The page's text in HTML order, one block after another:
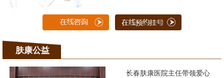
肤康公益
长春肤康医院主任带领爱心